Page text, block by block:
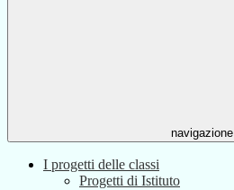
navigazione
I progetti delle classi
Progetti di Istituto